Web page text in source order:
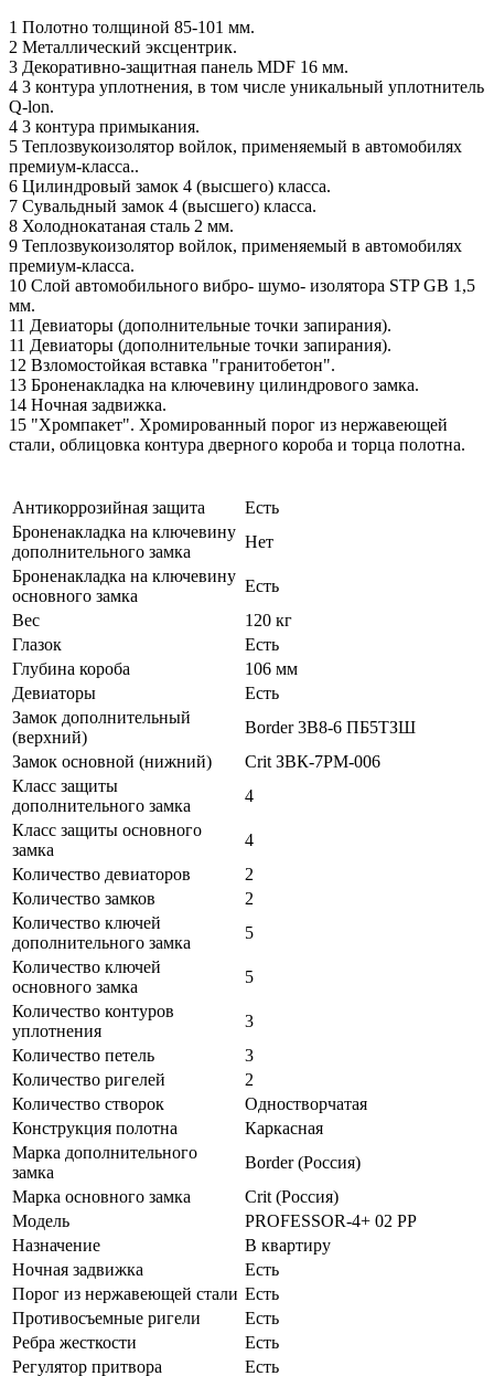
1 Полотно толщиной 85-101 мм.
2 Металлический эксцентрик.
3 Декоративно-защитная панель MDF 16 мм.
4 3 контура уплотнения, в том числе уникальный уплотнитель
Q-lon.
4 3 контура примыкания.
5 Теплозвукоизолятор войлок, применяемый в автомобилях
премиум-класса..
6 Цилиндровый замок 4 (высшего) класса.
7 Сувальдный замок 4 (высшего) класса.
8 Холоднокатаная сталь 2 мм.
9 Теплозвукоизолятор войлок, применяемый в автомобилях
премиум-класса.
10 Слой автомобильного вибро- шумо- изолятора STP GB 1,5
мм.
11 Девиаторы (дополнительные точки запирания).
11 Девиаторы (дополнительные точки запирания).
12 Взломостойкая вставка "гранитобетон".
13 Броненакладка на ключевину цилиндрового замка.
14 Ночная задвижка.
15 "Хромпакет". Хромированный порог из нержавеющей
стали, облицовка контура дверного короба и торца полотна.
Антикоррозийная защита
Есть
Броненакладка на ключевину
дополнительного замка
Нет
Броненакладка на ключевину
основного замка
Есть
Вес
120 кг
Глазок
Есть
Глубина короба
106 мм
Девиаторы
Есть
Замок дополнительный
(верхний)
Border 3B8-6 ПБ5ТЗШ
Замок основной (нижний)
Crit ЗВК-7РМ-006
Класс защиты
дополнительного замка
4
Класс защиты основного
замка
4
Количество девиаторов
2
Количество замков
2
Количество ключей
дополнительного замка
5
Количество ключей
основного замка
5
Количество контуров
уплотнения
3
Количество петель
3
Количество ригелей
2
Количество створок
Одностворчатая
Конструкция полотна
Каркасная
Марка дополнительного
замка
Border (Россия)
Марка основного замка
Crit (Россия)
Модель
PROFESSOR-4+ 02 PP
Назначение
В квартиру
Ночная задвижка
Есть
Порог из нержавеющей стали Есть
Противосъемные ригели
Есть
Ребра жесткости
Есть
Регулятор притвора
Есть